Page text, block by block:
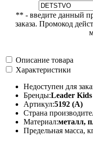
** - введите данный
заказа. Промокод
Описание товара
Характеристики
Недоступен для
Бренды:Leader Kids
Артикул:5192 (A)
Страна
Материал:металл,
Предельная масса,